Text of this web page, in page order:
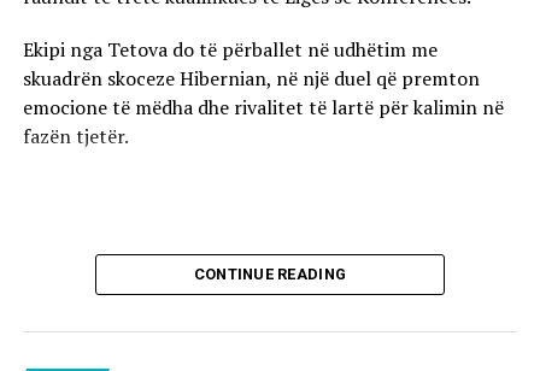
Ekipi nga Tetova do të përballet në udhëtim me
skuadrën skoceze Hibernian, në një duel që premton
emocione të mëdha dhe rivalitet të lartë për kalimin në
fazën tjetër.
CONTINUE READING